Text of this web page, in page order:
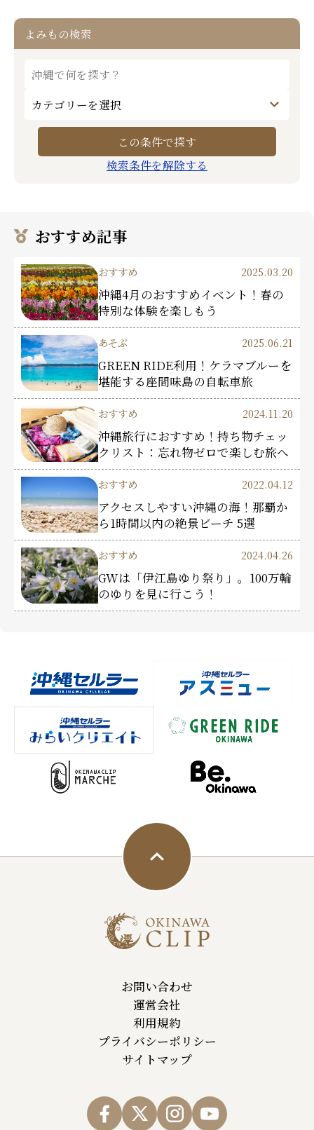
よみもの検索
検索条件を解除する
おすすめ記事
おすすめ 2025.03.20
沖縄4月のおすすめイベント！春の
特別な体験を楽しもう
あそぶ 2025.06.21
GREEN RIDE利用！ケラマブルーを
堪能する座間味島の自転車旅
おすすめ 2024.11.20
沖縄旅行におすすめ！持ち物チェッ
クリスト：忘れ物ゼロで楽しむ旅へ
おすすめ 2022.04.12
アクセスしやすい沖縄の海！那覇か
ら1時間以内の絶景ビーチ 5選
おすすめ 2024.04.26
GWは「伊江島ゆり祭り」。100万輪
のゆりを見に行こう！
お問い合わせ
運営会社
利用規約
プライバシーポリシー
サイトマップ